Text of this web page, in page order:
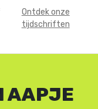
Ontdek onze
tijdschriften
AAPJE